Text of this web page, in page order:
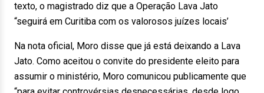
texto, o magistrado diz que a Operação Lava Jato
“seguirá em Curitiba com os valorosos juízes locais’
Na nota oficial, Moro disse que já está deixando a Lava
Jato. Como aceitou o convite do presidente eleito para
assumir o ministério, Moro comunicou publicamente que